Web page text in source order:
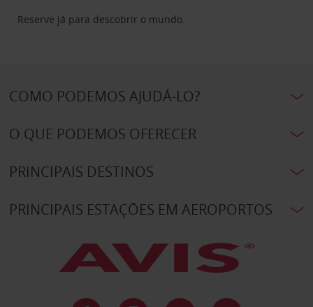
Reserve já para descobrir o mundo.
COMO PODEMOS AJUDÁ-LO?
O QUE PODEMOS OFERECER
PRINCIPAIS DESTINOS
PRINCIPAIS ESTAÇÕES EM AEROPORTOS